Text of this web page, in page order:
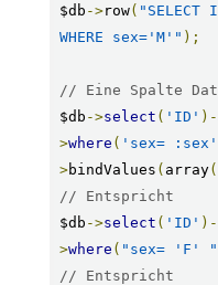
$db ->row( "SELECT
WHERE sex='M'" );
// Eine Spalte
$db ->select ( 'ID' )-
>where ( 'sex= :sex'
>bindValues ( array(
// Entspricht
$db ->select ( 'ID' )-
>where ( "sex= 'F' "
// Entspricht